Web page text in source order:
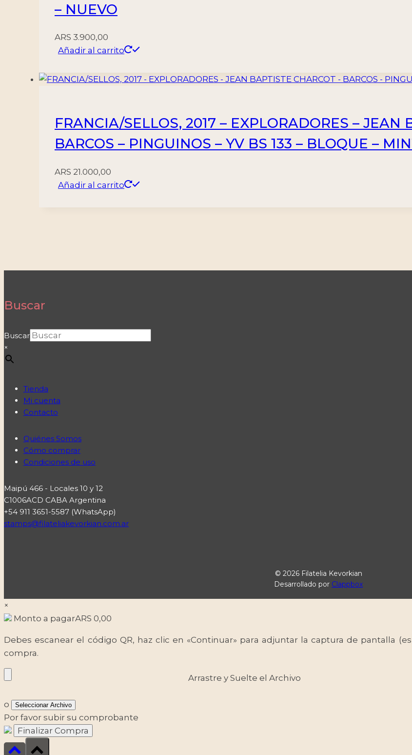
– NUEVO
ARS 3.900,00
Añadir al carrito
FRANCIA/SELLOS, 2017 – EXPLORADORES – JEAN
BARCOS – PINGUINOS – YV BS 133 – BLOQUE –
ARS 21.000,00
Añadir al carrito
Buscar
Buscar
×
Tienda
Mi cuenta
Contacto
Quiénes Somos
Cómo comprar
Condiciones de uso
Maipú 466 - Locales 10 y 12
C1006ACD CABA Argentina
+54 911 3651-5587 (WhatsApp)
stamps@filateliakevorkian.com.ar
© 2026 Filatelia Kevorkian
Desarrollado por Clappbox
×
Monto a pagarARS 0,00
Debes escanear el código QR, haz clic en «Continuar» para adjuntar la captura de pantalla
compra.
Arrastre y Suelte el Archivo
o Seleccionar Archivo
Por favor subir su comprobante